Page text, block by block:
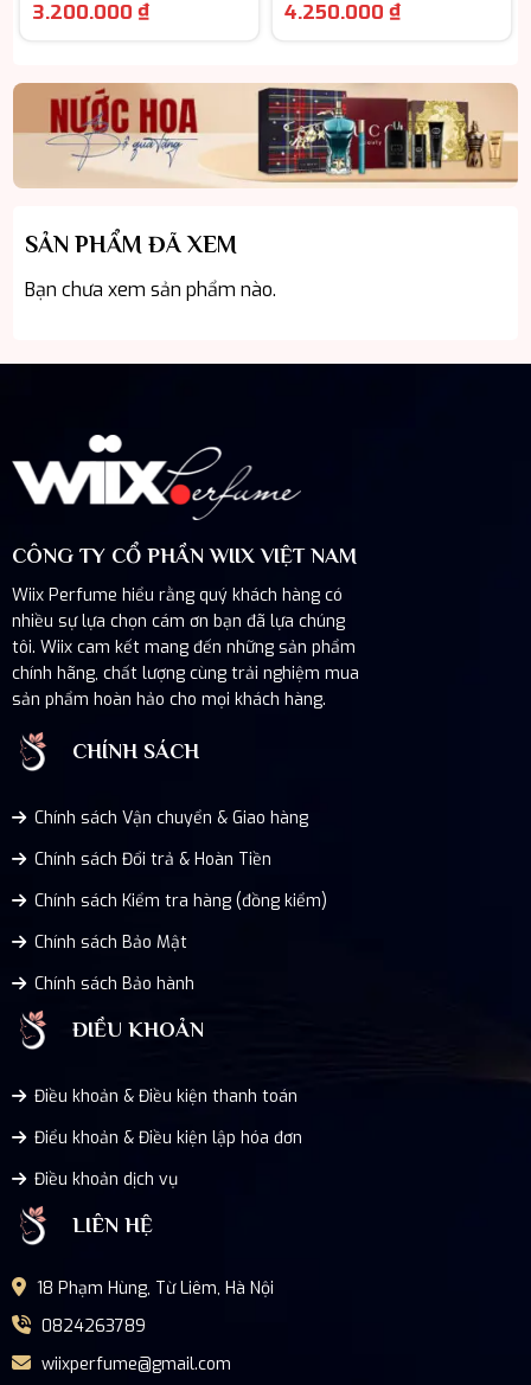
6h) · Floral – Hương hoa cỏ
3.200.000₫Giá
là:
3.200.000 ₫.
Scent - Hương gỗ
4.250.000 ₫Giá
là:
4.250.000
SẢN PHẨM ĐÃ XEM
Bạn chưa xem sản phẩm nào.
CÔNG TY CỔ PHẦN WIIX VIỆT NAM
Wiix Perfume hiểu rằng quý khách hàng có
nhiều sự lựa chọn cám ơn bạn đã lựa chúng
tôi. Wiix cam kết mang đến những sản phẩm
chính hãng, chất lượng cùng trải nghiệm mua
sản phẩm hoàn hảo cho mọi khách hàng.
CHÍNH SÁCH
Chính sách Vận chuyển & Giao hàng
Chính sách Đổi trả & Hoàn Tiền
Chính sách Kiểm tra hàng (đồng kiểm)
Chính sách Bảo Mật
Chính sách Bảo hành
ĐIỀU KHOẢN
Điều khoản & Điều kiện thanh toán
Điểu khoản & Điều kiện lập hóa đơn
Điều khoản dịch vụ
LIÊN HỆ
18 Phạm Hùng, Từ Liêm, Hà Nội
0824263789
wiixperfume@gmail.com